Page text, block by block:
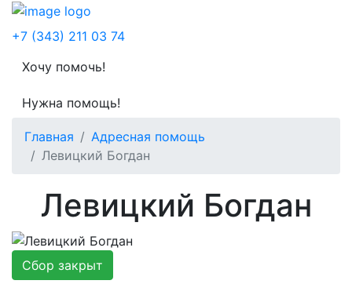
Меню
+7 (343) 211 03 74
Хочу помочь!
Нужна помощь!
Главная
Адресная помощь
Левицкий Богдан
Левицкий Богдан
Сбор закрыт